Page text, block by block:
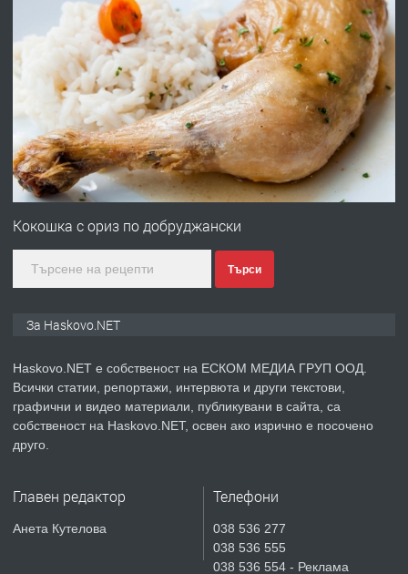
ПРЕДЛАГА Давам гараж под наем
преди 4 дни
ПРЕДЛАГА
№4120 Магазин/Офис под наем в кв.
Любен Каравелов, Хасково-близо до
градската градина!
ПРЕДЛАГА
ПРОСТОРЕН ТРИСТАЕН
ПРЕДЛАГА
Продавам парцел в гр. Хасково кв.
Хисаря до ток, вода,канализация,
СГЛОБЯВАНЕ НА МЕБЕЛИ.
Кокошка с ориз по добруджански
Търси
За Haskovo.NET
Haskovo.NET е собственост на ЕСКОМ МЕДИА ГРУП ООД.
Всички статии, репортажи, интервюта и други текстови,
графични и видео материали, публикувани в сайта, са
собственост на Haskovo.NET, освен ако изрично е посочено
друго.
Главен редактор
Анета Кутелова
Телефони
038 536 277
038 536 555
038 536 554 - Реклама